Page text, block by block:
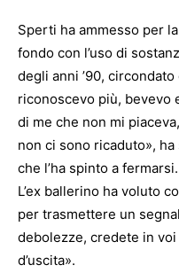
Sperti ha ammesso per
fondo con l’uso di
degli anni ’90,
riconoscevo più, bevevo
di me che non mi
non ci sono ricaduto»,
che l’ha spinto a fermarsi.
L’ex ballerino ha voluto
per trasmettere un
debolezze, credete in voi
d’uscita».